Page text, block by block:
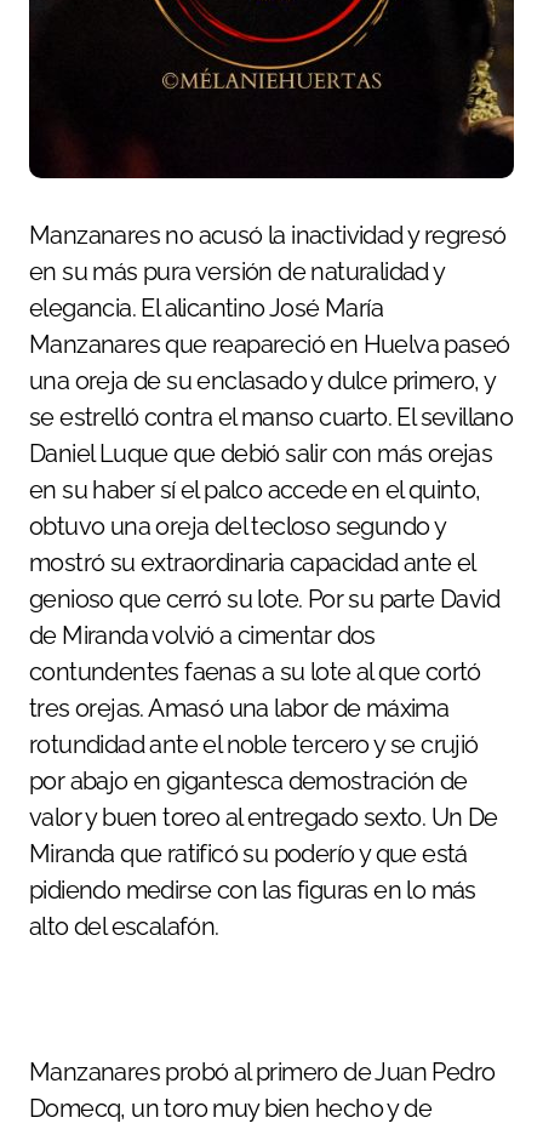
Manzanares no acusó la inactividad y regresó
en su más pura versión de naturalidad y
elegancia. El alicantino José María
Manzanares que reapareció en Huelva paseó
una oreja de su enclasado y dulce primero, y
se estrelló contra el manso cuarto. El sevillano
Daniel Luque que debió salir con más orejas
en su haber sí el palco accede en el quinto,
obtuvo una oreja del tecloso segundo y
mostró su extraordinaria capacidad ante el
genioso que cerró su lote. Por su parte David
de Miranda volvió a cimentar dos
contundentes faenas a su lote al que cortó
tres orejas. Amasó una labor de máxima
rotundidad ante el noble tercero y se crujió
por abajo en gigantesca demostración de
valor y buen toreo al entregado sexto. Un De
Miranda que ratificó su poderío y que está
pidiendo medirse con las figuras en lo más
alto del escalafón.
Manzanares probó al primero de Juan Pedro
Domecq, un toro muy bien hecho y de